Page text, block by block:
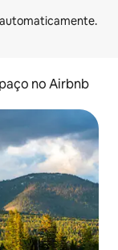
no Airbnb